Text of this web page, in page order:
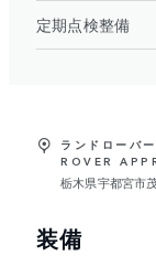
定期点検整備
ランドローバ
ROVER
栃木県宇都宮市
装備